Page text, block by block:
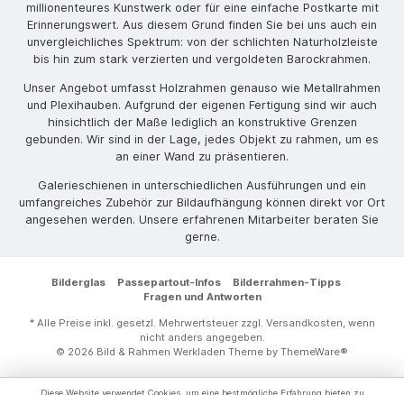
millionenteures Kunstwerk oder für eine einfache Postkarte mit
Erinnerungswert. Aus diesem Grund finden Sie bei uns auch ein
unvergleichliches Spektrum: von der schlichten Naturholzleiste
bis hin zum stark verzierten und vergoldeten Barockrahmen.
Unser Angebot umfasst Holzrahmen genauso wie Metallrahmen
und Plexihauben. Aufgrund der eigenen Fertigung sind wir auch
hinsichtlich der Maße lediglich an konstruktive Grenzen
gebunden. Wir sind in der Lage, jedes Objekt zu rahmen, um es
an einer Wand zu präsentieren.
Galerieschienen in unterschiedlichen Ausführungen und ein
umfangreiches Zubehör zur Bildaufhängung können direkt vor Ort
angesehen werden. Unsere erfahrenen Mitarbeiter beraten Sie
gerne.
Bilderglas Passepartout-Infos
Bilderrahmen-Tipps
Fragen und Antworten
* Alle Preise inkl. gesetzl. Mehrwertsteuer zzgl. Versandkosten, wenn
nicht anders angegeben.
© 2026 Bild & Rahmen Werkladen Theme by ThemeWare®
Diese Website verwendet Cookies, um eine bestmögliche Erfahrung bieten zu